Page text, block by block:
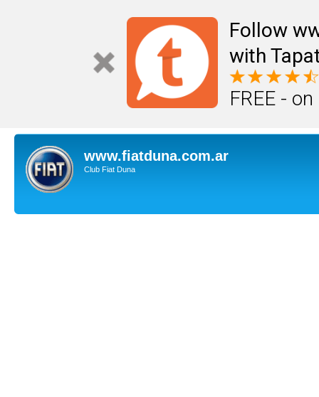
Follow
with
FREE -
www.fiatduna.com.ar
Club Fiat Duna